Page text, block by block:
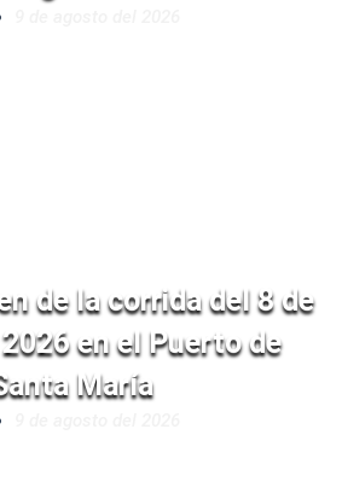
de la corrida del 8 de
en el Puerto de
María